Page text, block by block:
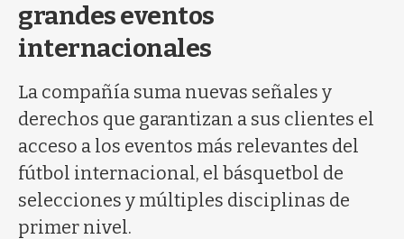
grandes eventos
internacionales
La compañía suma nuevas señales y
derechos que garantizan a sus clientes el
acceso a los eventos más relevantes del
fútbol internacional, el básquetbol de
selecciones y múltiples disciplinas de
primer nivel.